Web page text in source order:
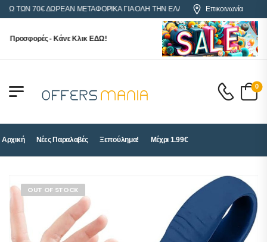
70€ ΔΩΡΕΑΝ ΜΕΤΑΦΟΡΙΚΑ ΓΙΑ ΟΛΗ ΤΗΝ ΕΛΛΑΔΑ Επικοινωνία
- Κάνε Κλικ ΕΔΩ!
0
Αρχική Νέες Παραλαβές Ξεπούλημα! Μέχρι 1.99€
OUT OF STOCK